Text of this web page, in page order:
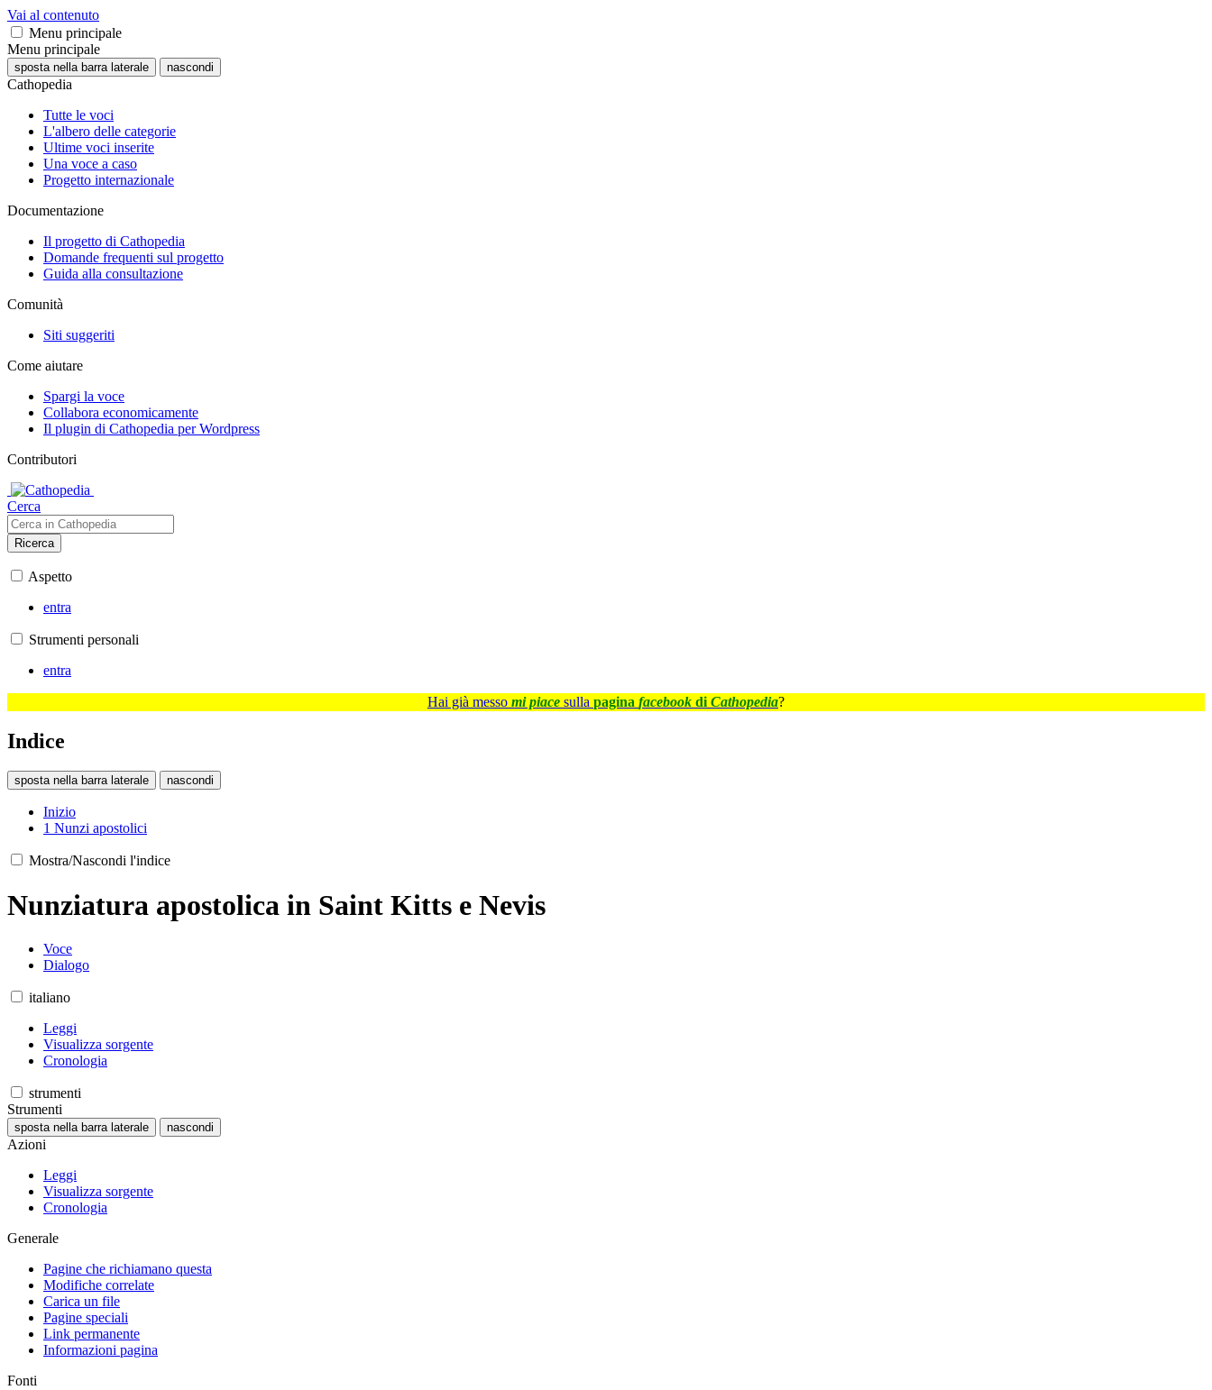
Vai al contenuto
Menu principale
Menu principale
sposta nella barra laterale nascondi
Cathopedia
Tutte le voci
L'albero delle categorie
Ultime voci inserite
Una voce a caso
Progetto internazionale
Documentazione
Il progetto di Cathopedia
Domande frequenti sul progetto
Guida alla consultazione
Comunità
Siti suggeriti
Come aiutare
Spargi la voce
Collabora economicamente
Il plugin di Cathopedia per Wordpress
Contributori
Cerca
Ricerca
Aspetto
entra
Strumenti personali
entra
Hai già messo mi piace sulla pagina facebook di Cathopedia?
Indice
sposta nella barra laterale nascondi
Inizio
1 Nunzi apostolici
Mostra/Nascondi l'indice
Nunziatura apostolica in Saint Kitts e Nevis
Voce
Dialogo
italiano
Leggi
Visualizza sorgente
Cronologia
strumenti
Strumenti
sposta nella barra laterale nascondi
Azioni
Leggi
Visualizza sorgente
Cronologia
Generale
Pagine che richiamano questa
Modifiche correlate
Carica un file
Pagine speciali
Link permanente
Informazioni pagina
Fonti